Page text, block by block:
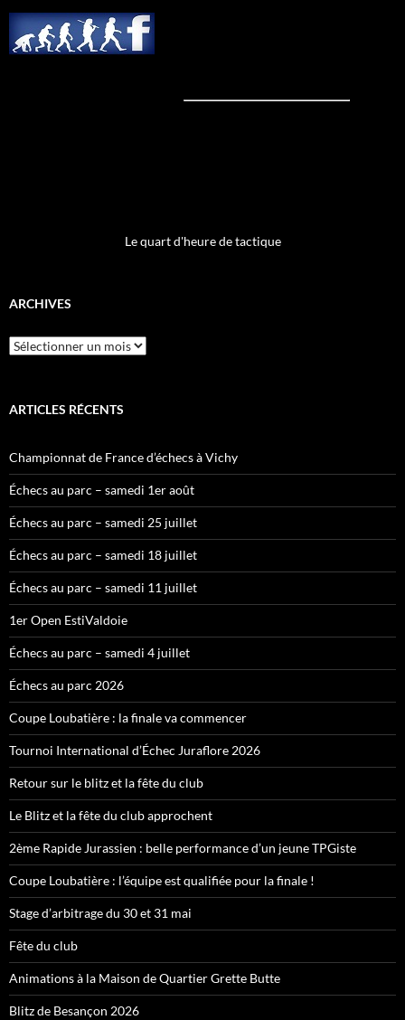
Le quart d'heure de tactique
ARCHIVES
Archives
ARTICLES RÉCENTS
Championnat de France d’échecs à Vichy
Échecs au parc – samedi 1er août
Échecs au parc – samedi 25 juillet
Échecs au parc – samedi 18 juillet
Échecs au parc – samedi 11 juillet
1er Open EstiValdoie
Échecs au parc – samedi 4 juillet
Échecs au parc 2026
Coupe Loubatière : la finale va commencer
Tournoi International d’Échec Juraflore 2026
Retour sur le blitz et la fête du club
Le Blitz et la fête du club approchent
2ème Rapide Jurassien : belle performance d’un jeune TPGiste
Coupe Loubatière : l’équipe est qualifiée pour la finale !
Stage d’arbitrage du 30 et 31 mai
Fête du club
Animations à la Maison de Quartier Grette Butte
Blitz de Besançon 2026